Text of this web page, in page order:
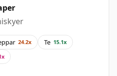
24.2x Te 15.1x